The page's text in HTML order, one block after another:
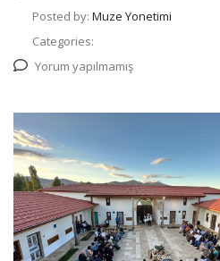
Posted by: Muze Yonetimi
Categories:
Yorum yapılmamış